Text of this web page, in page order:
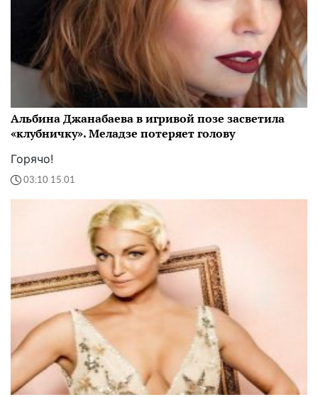
Альбина Джанабаева в игривой позе засветила
«клубничку». Меладзе потеряет голову
Горячо!
03:10 15.01